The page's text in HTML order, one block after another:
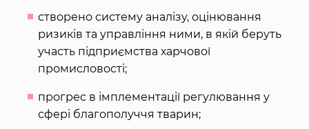
створено систему аналізу, оцінювання
ризиків та управління ними, в якій беруть
участь підприємства харчової
промисловості;
прогрес в імплементації регулювання у
сфері благополуччя тварин;